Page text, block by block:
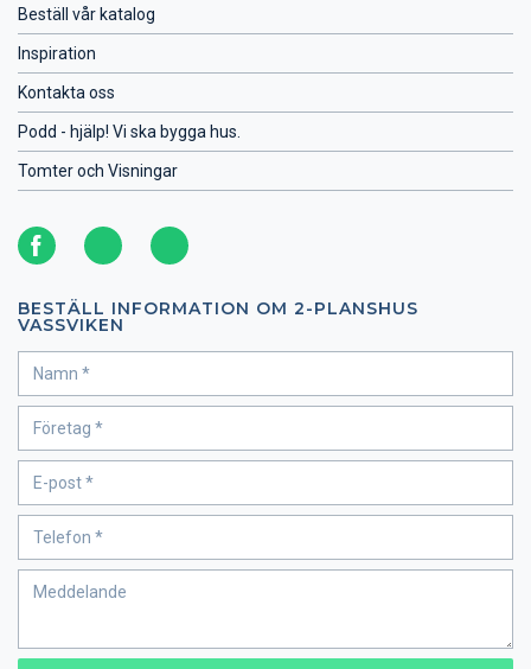
Beställ vår katalog
Inspiration
Kontakta oss
Podd - hjälp! Vi ska bygga hus.
Tomter och Visningar
BESTÄLL INFORMATION OM 2-PLANSHUS
VASSVIKEN